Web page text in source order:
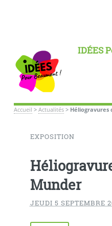
IDÉES
Accueil > Actualités> Héliogravures
EXPOSITION
Munder
JEUDI 5 SEPTEMBRE